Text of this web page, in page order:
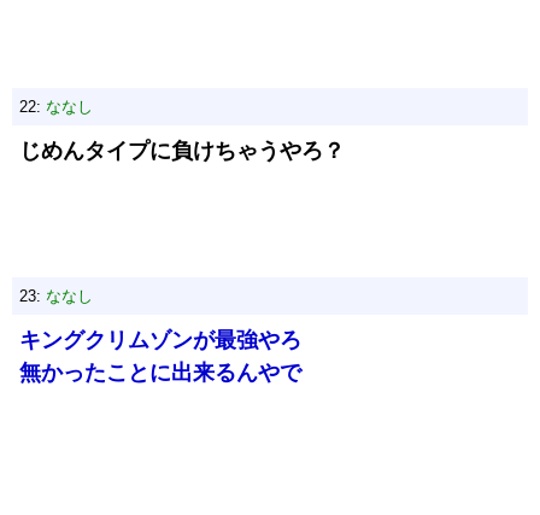
22: ななし
じめんタイプに負けちゃうやろ？
23: ななし
キングクリムゾンが最強やろ
無かったことに出来るんやで